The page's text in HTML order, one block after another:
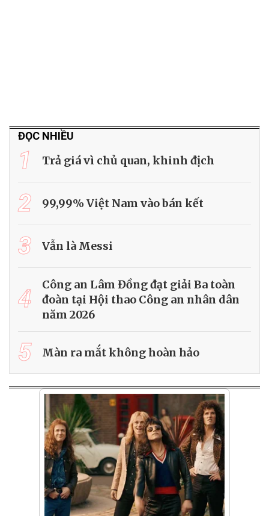
ĐỌC NHIỀU
1 Trả giá vì chủ quan, khinh địch
2 99,99% Việt Nam vào bán kết
3 Vẫn là Messi
4
Công an Lâm Đồng đạt giải Ba toàn
đoàn tại Hội thao Công an nhân dân
năm 2026
5 Màn ra mắt không hoàn hảo